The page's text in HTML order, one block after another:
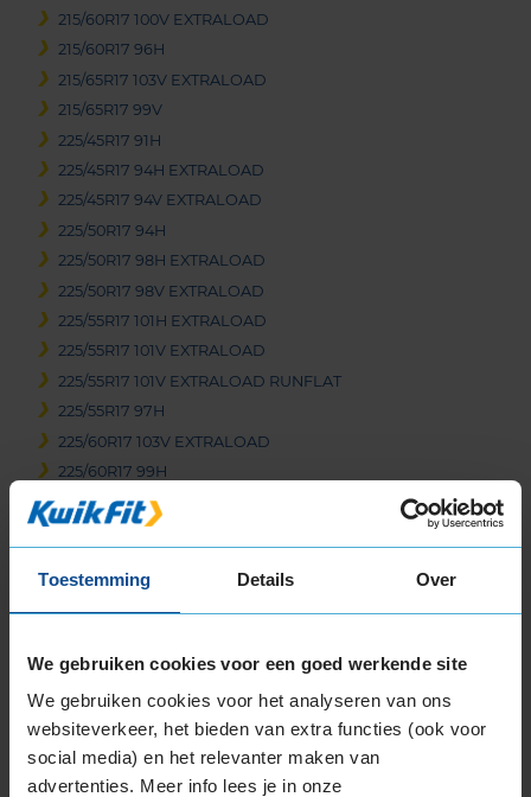
Toestemming Details Over
We gebruiken cookies voor een goed werkende site
We gebruiken cookies voor het analyseren van ons
websiteverkeer, het bieden van extra functies (ook voor
social media) en het relevanter maken van
advertenties. Meer info lees je in onze
215/60R17 100V EXTRALOAD
215/60R17 96H
215/65R17 103V EXTRALOAD
215/65R17 99V
225/45R17 91H
225/45R17 94H EXTRALOAD
225/45R17 94V EXTRALOAD
225/50R17 94H
225/50R17 98H EXTRALOAD
225/50R17 98V EXTRALOAD
225/55R17 101H EXTRALOAD
225/55R17 101V EXTRALOAD
225/55R17 101V EXTRALOAD RUNFLAT
225/55R17 97H
225/60R17 103V EXTRALOAD
225/60R17 99H
225/65R17 102H
225/65R17 106H EXTRALOAD
235/55R17 103V EXTRALOAD
235/65R17 108H EXTRALOAD
245/55R17 106H EXTRALOAD
265/65R17 116H EXTRALOAD